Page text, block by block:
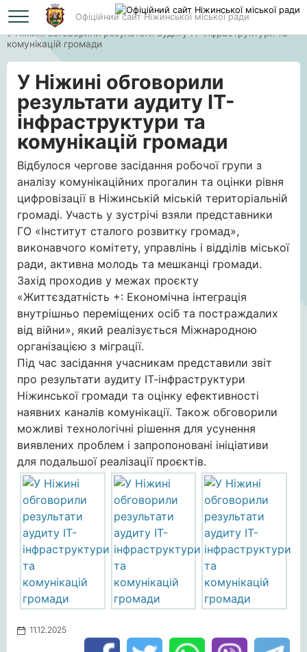
Офіційний сайт Ніжинської міської ради
Головна
У Ніжині обговорили результати аудиту ІТ-інфраструктури та
комунікацій громади
У Ніжині обговорили
результати аудиту ІТ-
інфраструктури та
комунікацій громади
Відбулося чергове засідання робочої групи з
аналізу комунікаційних прогалин та оцінки рівня
цифровізації в Ніжинській міській територіальній
громаді. Участь у зустрічі взяли представники
ГО «Інститут сталого розвитку громад»,
виконавчого комітету, управлінь і відділів міської
ради, активна молодь та мешканці громади.
Захід проходив у межах проєкту
«Життєздатність +: Економічна інтеграція
внутрішньо переміщених осіб та постраждалих
від війни», який реалізується Міжнародною
організацією з міграції.
Під час засідання учасникам представили звіт
про результати аудиту ІТ-інфраструктури
Ніжинської громади та оцінку ефективності
наявних каналів комунікації. Також обговорили
можливі технологічні рішення для усунення
виявлених проблем і запропоновані ініціативи
для подальшої реалізації проєктів.
11.12.2025